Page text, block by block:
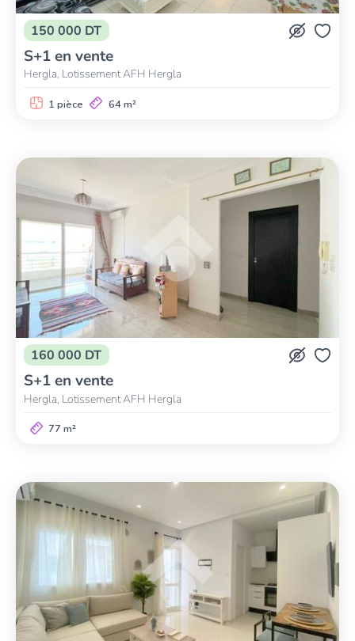
150 000 DT
S+1 en vente
Hergla, Lotissement AFH Hergla
1 pièce 64 m²
160 000 DT
S+1 en vente
Hergla, Lotissement AFH Hergla
77 m²